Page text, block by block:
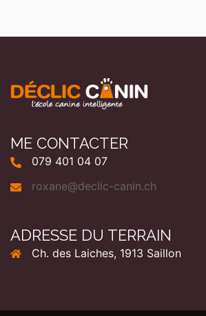
ME CONTACTER
079 401 04 07
roxane@declic-canin.ch
ADRESSE DU TERRAIN
Ch. des Laiches, 1913 Saillon